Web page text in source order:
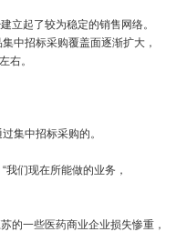
起了较为稳定的销售网络。
中招标采购覆盖面逐渐扩大，
右。
集中招标采购的。
们现在所能做的业务，
一些医药商业企业损失惨重，